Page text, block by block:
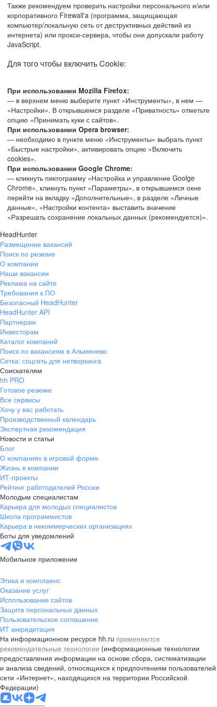
Также рекомендуем проверить настройки персонального и/или
корпоративного Firewall'a (программа, защищающая
компьютер/локальную сеть от деструктивных действий из
интернета) или прокси-сервера, чтобы они допускали работу
JavaScript.
Для того чтобы включить Cookie:
При использовании Mozilla Firefox:
— в верхнем меню выберите пункт «Инструменты», в нем —
«Настройки». В открывшемся разделе «Приватность» отметьте
опцию «Принимать куки с сайтов».
При использовании Opera browser:
— необходимо в пункте меню «Инструменты» выбрать пункт
«Быстрые настройки», активировать опцию «Включить
cookies».
При использовании Google Chrome:
— кликнуть пиктограмму «Настройка и управление Goolge
Chrome», кликнуть пункт «Параметры», в открывшемся окне
перейти на вкладку «Дополнительные», в разделе «Личные
данные», «Настройки контента» выставить значение
«Разрешать сохранение локальных данных (рекомендуется)».
HeadHunter
Размещение вакансий
Поиск по резюме
О компании
Наши вакансии
Реклама на сайте
Требования к ПО
Безопасный HeadHunter
HeadHunter API
Партнерам
Инвесторам
Каталог компаний
Поиск по вакансиям в Альменево
Сетка: соцсеть для нетворкинга
Соискателям
hh PRO
Готовое резюме
Все сервисы
Хочу у вас работать
Производственный календарь
Экспертная рекомендация
Новости и статьи
Блог
О компаниях в игровой форме
Жизнь в компании
ИТ-проекты
Рейтинг работодателей России
Молодым специалистам
Карьера для молодых специалистов
Школа программистов
Карьера в некоммерческих организациях
Боты для уведомлений
Мобильное приложение
Этика и комплаенс
Оказание услуг
Использование сайтов
Защита персональных данных
Пользовательское соглашение
ИТ аккредитация
На информационном ресурсе hh.ru применяются
рекомендательные технологии (информационные технологии
предоставления информации на основе сбора, систематизации
и анализа сведений, относящихся к предпочтениям пользователей
сети «Интернет», находящихся на территории Российской
Федерации)